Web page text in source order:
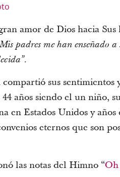
amor de Dios hacia Sus
padres me han enseñado a
sus sentimientos
años siendo el un niño,
en Estados Unidos y años
eternos que son
las notas del Himno “Oh